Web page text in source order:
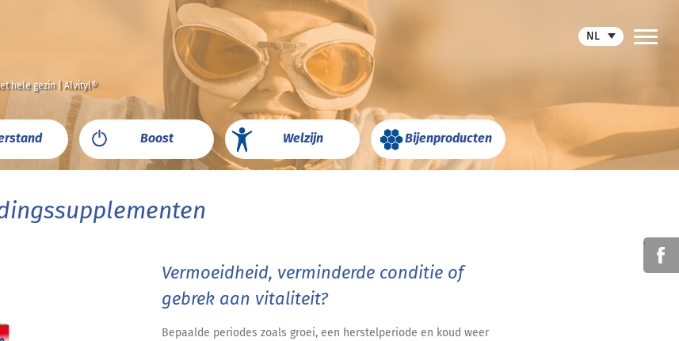
hele gezin | Alvityl®
Boost Welzijn Bijenproducten
Vermoeidheid, verminderde conditie of
gebrek aan vitaliteit?
Bepaalde periodes zoals groei, een herstelperiode en koud weer
'
NL